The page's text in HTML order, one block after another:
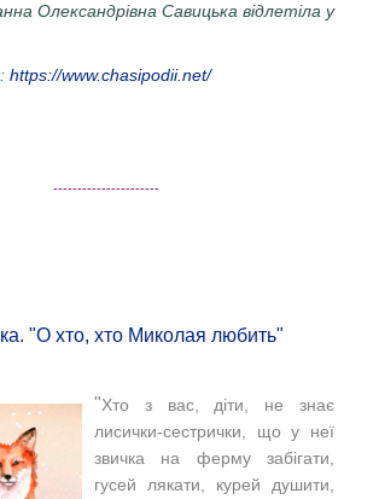
Олександрівна Савицька відлетіла у
https://www.chasipodii.net/
----------------------
"О хто, хто Миколая любить"
"Хто з вас, діти, не знає
лисички-сестрички, що у неї
звичка на ферму забігати,
гусей лякати, курей душити,